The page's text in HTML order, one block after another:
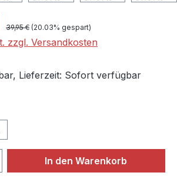
Regulärer Preis:
39,95 € (20.03% gespart)
zzgl. Versandkosten
Lieferzeit: Sofort verfügbar
Gib den
In den Warenkorb